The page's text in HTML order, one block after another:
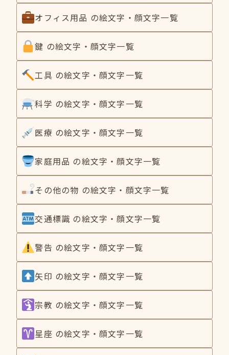
オフィス用品 の絵文字・顔文字一覧
鍵 の絵文字・顔文字一覧
工具 の絵文字・顔文字一覧
科学 の絵文字・顔文字一覧
医療 の絵文字・顔文字一覧
家庭用品 の絵文字・顔文字一覧
その他の物 の絵文字・顔文字一覧
交通標識 の絵文字・顔文字一覧
警告 の絵文字・顔文字一覧
矢印 の絵文字・顔文字一覧
宗教 の絵文字・顔文字一覧
星座 の絵文字・顔文字一覧